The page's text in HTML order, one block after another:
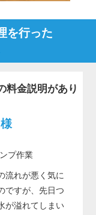
を行った
料金説明があり
プ作業
流れが悪く気に
ですが、先日つ
が溢れてしまい